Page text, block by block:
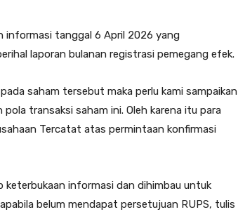
informasi tanggal 6 April 2026 yang
laporan bulanan registrasi pemegang efek.
saham tersebut maka perlu kami sampaikan
transaksi saham ini. Oleh karena itu para
Tercatat atas permintaan konfirmasi
keterbukaan informasi dan dihimbau untuk
belum mendapat persetujuan RUPS, tulis